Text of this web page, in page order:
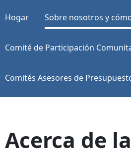
Hogar Sobre nosotros y
Comité de Participación
Comités Asesores de
Acerca de